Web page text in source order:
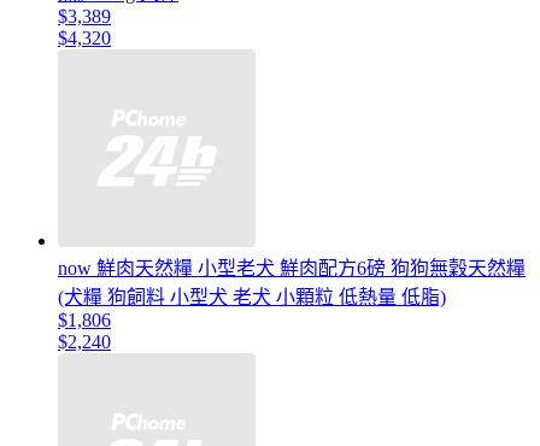
$3,389
$4,320
now 鮮肉天然糧 小型老犬 鮮肉配方6磅 狗狗無穀天然糧
(犬糧 狗飼料 小型犬 老犬 小顆粒 低熱量 低脂)
$1,806
$2,240